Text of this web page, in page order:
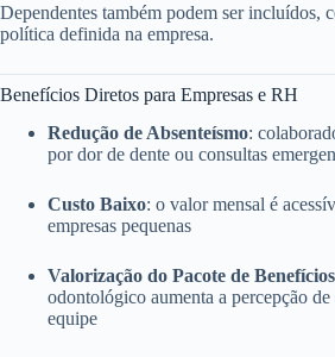
Dependentes também podem ser incluídos,
política definida na empresa.
Benefícios Diretos para Empresas e RH
Redução de Absenteísmo:
por dor de dente ou consultas
Custo Baixo: o valor mensal é
empresas pequenas
Valorização do Pacote de Benefícios
odontológico aumenta a percepção
equipe